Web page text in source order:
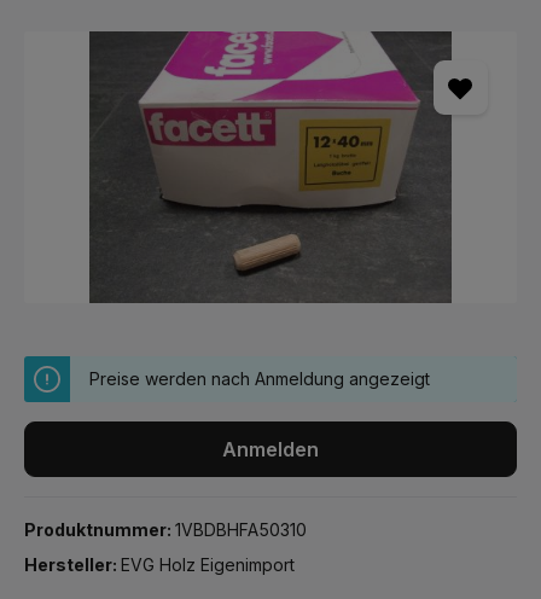
Bildergalerie überspringen
Preise werden nach Anmeldung angezeigt
Anmelden
Produktnummer: 1VBDBHFA50310
Hersteller: EVG Holz Eigenimport